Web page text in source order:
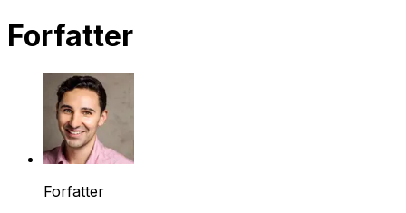
Forfatter
Forfatter